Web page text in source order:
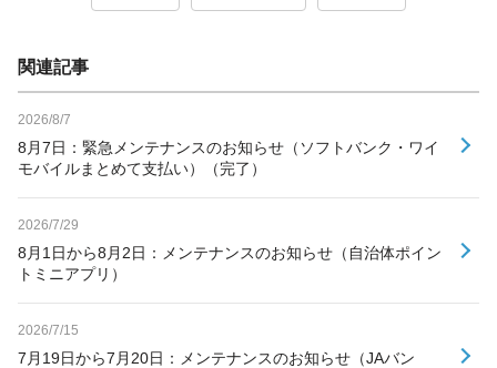
関連記事
2026/8/7
8月7日：緊急メンテナンスのお知らせ（ソフトバンク・ワイ
モバイルまとめて支払い）（完了）
2026/7/29
8月1日から8月2日：メンテナンスのお知らせ（自治体ポイン
トミニアプリ）
2026/7/15
7月19日から7月20日：メンテナンスのお知らせ（JAバン